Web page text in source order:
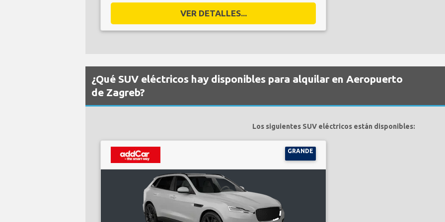
VER DETALLES...
¿Qué SUV eléctricos hay disponibles para alquilar en Aeropuerto
de Zagreb?
Los siguientes SUV eléctricos están disponibles:
GRANDE